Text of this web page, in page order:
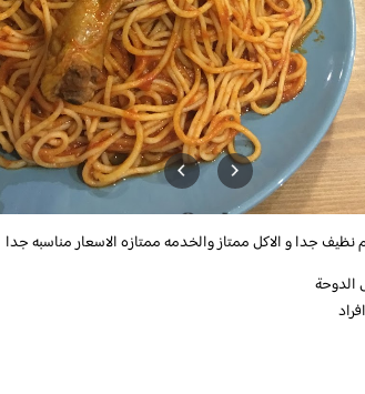
جدا و الاكل ممتاز والخدمه ممتازه الاسعار مناسبه جدا
الدوحة